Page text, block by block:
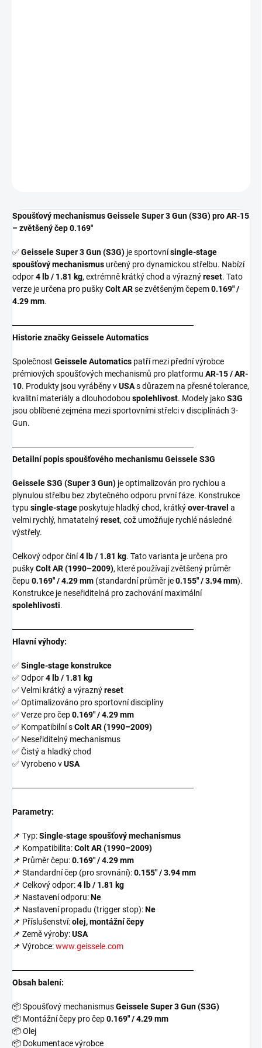
Spoušťový mechanismus Geissele Super 3 Gun (S3G) pro AR-15
– zvětšený čep 0.169"
✅Geissele Super 3 Gun (S3G) je sportovnísingle-stage
spoušťový mechanismus určený pro dynamickou střelbu. Nabízí
odpor4 lb / 1.81 kg, extrémně krátký chod a výraznýreset. Tato
verze je určena pro puškyColt ARse zvětšeným čepem0.169" /
4.29 mm.
───────────────────────────────
Historie značky Geissele Automatics
Společnost Geissele Automatics patří mezi přední výrobce
prémiových spoušťových mechanismů pro platformu AR-15 / AR-
10. Produkty jsou vyráběny vUSAs důrazem na přesné tolerance,
kvalitní materiály a dlouhodobou spolehlivost. Modely jakoS3G
jsou oblíbené zejména mezi sportovními střelci v disciplínách 3-
Gun.
───────────────────────────────
Detailní popis spoušťového mechanismu Geissele S3G
Geissele S3G (Super 3 Gun) je optimalizován pro rychlou a
plynulou střelbu bez zbytečného odporu první fáze. Konstrukce
typu single-stage poskytuje hladký chod, krátkýover-travel a
velmi rychlý, hmatatelnýreset, což umožňuje rychlé následné
výstřely.
Celkový odpor činí4 lb / 1.81 kg. Tato varianta je určena pro
puškyColt AR (1990–2009), které používají zvětšený průměr
čepu 0.169" / 4.29 mm (standardní průměr je0.155" / 3.94 mm).
Konstrukce je neseřiditelná pro zachování maximální
spolehlivosti.
───────────────────────────────
Hlavní výhody:
✅Single-stage konstrukce
✅ Odpor4 lb / 1.81 kg
✅ Velmi krátký a výraznýreset
✅ Optimalizováno pro sportovní disciplíny
✅ Verze pro čep0.169" / 4.29 mm
✅ Kompatibilní sColt AR (1990–2009)
✅ Neseřiditelný mechanismus
✅ Čistý a hladký chod
✅ Vyrobeno vUSA
───────────────────────────────
Parametry:
📌 Typ:Single-stage spoušťový mechanismus
📌 Kompatibilita:Colt AR (1990–2009)
📌 Průměr čepu:0.169" / 4.29 mm
📌 Standardní čep (pro srovnání):0.155" / 3.94 mm
📌 Celkový odpor:4 lb / 1.81 kg
📌 Nastavení odporu:Ne
📌 Nastavení propadu (trigger stop):Ne
📌 Příslušenství:olej, montážní čepy
📌 Země výroby:USA
📌 Výrobce:www.geissele.com
───────────────────────────────
Obsah balení:
📦Spoušťový mechanismusGeissele Super 3 Gun (S3G)
📦 Montážní čepy pro čep0.169" / 4.29 mm
📦Olej
📦 Dokumentace výrobce